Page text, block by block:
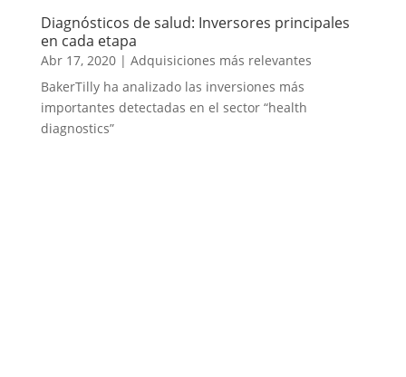
Diagnósticos de salud: Inversores principales
en cada etapa
Abr 17, 2020| Adquisiciones más relevantes
BakerTilly ha analizado las inversiones más
importantes detectadas en el sector “health
diagnostics”